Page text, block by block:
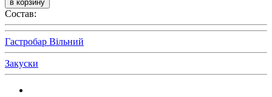
Состав:
Гастробар Вільний
Закуски